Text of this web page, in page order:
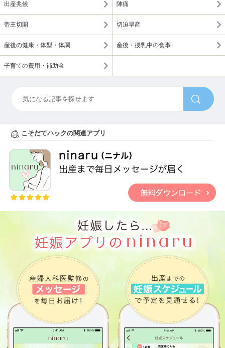
出産兆候 陣痛
帝王切開 切迫早産
産後の健康・体型・体調 産後・授乳中の食事
子育ての費用・補助金
こそだてハックの関連アプリ